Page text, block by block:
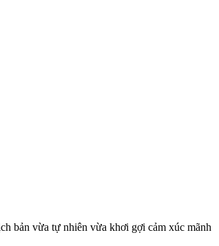
bản vừa tự nhiên vừa khơi gợi cảm xúc mãnh